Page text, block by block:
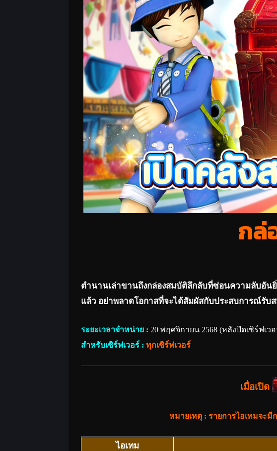
กล่
ตำนานเล่าขานถึงกล่องสมบัติลึกลับที่ซ่อนความลับอัน
แล้ว อย่าพลาดโอกาสที่จะได้สัมผัสกับประสบการณ์รับ
ระยะเวลาจำหน่าย : 20 พฤศจิกายน 2568 (หลังปิดเซิร์ฟเว
สำหรับเซิร์ฟเวอร์ : ทุกเซิร์ฟเวอร์
เมื่อเปิด
หมายเหตุ : รายการไอเทมจะ
ไอเทม